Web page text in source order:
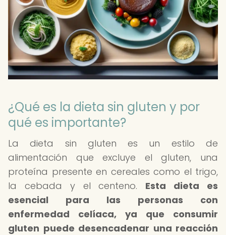
¿Qué es la dieta sin gluten y por
qué es importante?
La dieta sin gluten es un estilo de
alimentación que excluye el gluten, una
proteína presente en cereales como el trigo,
la cebada y el centeno. Esta dieta es
esencial para las personas con
enfermedad celíaca, ya que consumir
gluten puede desencadenar una reacción